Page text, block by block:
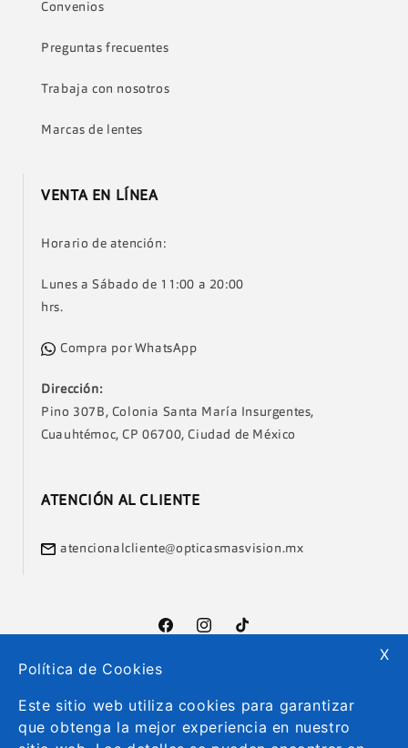
Política de Cookies
Este sitio web utiliza cookies para garantizar
que obtenga la mejor experiencia en nuestro
X
Convenios
Preguntas frecuentes
Trabaja con nosotros
Marcas de lentes
VENTA EN LÍNEA
Horario de atención:
Lunes a Sábado de 11:00 a 20:00
hrs.
Compra por WhatsApp
Dirección:
Pino 307B, Colonia Santa María Insurgentes,
Cuauhtémoc, CP 06700, Ciudad de México
ATENCIÓN AL CLIENTE
atencionalcliente@opticasmasvision.mx
FacebookInstagram
TikTok
Formas
pago